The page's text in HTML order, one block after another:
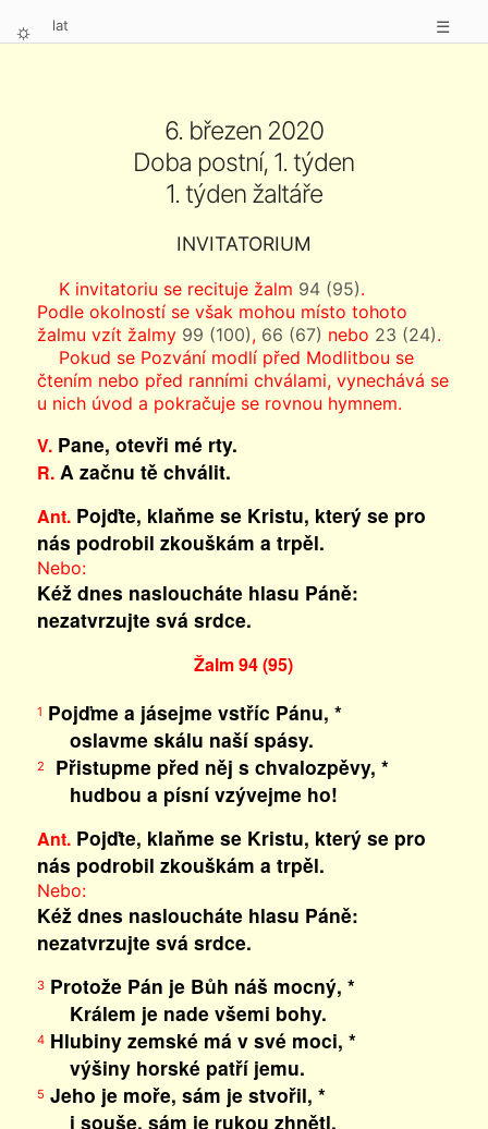
⛭ lat ☰
6. březen 2020
Doba postní, 1. týden
1. týden žaltáře
INVITATORIUM
K invitatoriu se recituje žalm 94 (95).
Podle okolností se však mohou místo tohoto
žalmu vzít žalmy 99 (100), 66 (67) nebo 23 (24).
Pokud se Pozvání modlí před Modlitbou se
čtením nebo před ranními chválami, vynechává se
u nich úvod a pokračuje se rovnou hymnem.
V.Pane, otevři mé rty.
R.A začnu tě chválit.
Ant.Pojďte, klaňme se Kristu, který se pro
nás podrobil zkouškám a trpěl.
Nebo:
Kéž dnes nasloucháte hlasu Páně:
nezatvrzujte svá srdce.
Žalm 94 (95)
1 Pojďme a jásejme vstříc Pánu, *
oslavme skálu naší spásy.
2
Přistupme před něj s chvalozpěvy, *
hudbou a písní vzývejme ho!
Ant.Pojďte, klaňme se Kristu, který se pro
nás podrobil zkouškám a trpěl.
Nebo:
Kéž dnes nasloucháte hlasu Páně:
nezatvrzujte svá srdce.
3Protože Pán je Bůh náš mocný, *
Králem je nade všemi bohy.
4Hlubiny zemské má v své moci, *
výšiny horské patří jemu.
5 Jeho je moře, sám je stvořil, *
i souše, sám je rukou zhnětl.